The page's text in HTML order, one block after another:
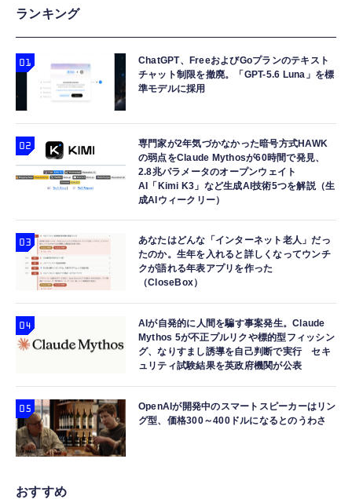
ランキング
ChatGPT、FreeおよびGoプランのテキスト
チャット制限を撤廃。「GPT-5.6 Luna」を標
準モデルに採用
専門家が2年気づかなかった暗号方式HAWK
の弱点をClaude Mythosが60時間で発見、
2.8兆パラメータのオープンウェイト
AI「Kimi K3」など生成AI技術5つを解説（生
成AIウィークリー）
あなたはどんな「インターネット老人」だっ
たのか。生年を入れると詳しくなってウンチ
クが語れる年表アプリを作った
（CloseBox）
AIが自発的に人間を騙す事案発生。Claude
Mythos 5が不正プルリクや標的型フィッシン
グ、なりすまし誘導を自己判断で実行 セキ
ュリティ試験結果を英政府機関が公表
OpenAIが開発中のスマートスピーカーはリン
グ型、価格300～400ドルになるとのうわさ
おすすめ